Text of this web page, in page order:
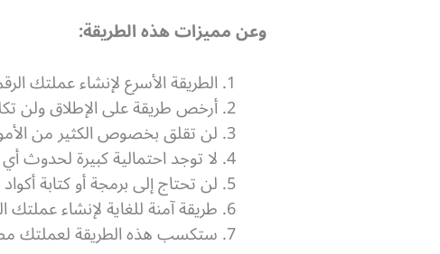
وعن مميزات هذه الطريقة:
الطريقة الأسرع لإنشاء عملتك
أرخص طريقة على الإطلاق ولن
لن تقلق بخصوص الكثير من الأمور
لا توجد احتمالية كبيرة لحدوث
لن تحتاج إلى برمجة أو كتابة
طريقة آمنة للغاية لإنشاء عملتك
ستكسب هذه الطريقة لعملتك